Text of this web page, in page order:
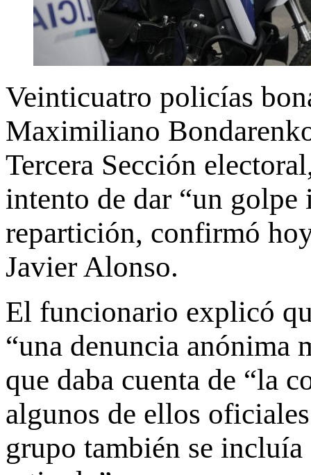
Veinticuatro policías
Maximiliano
Tercera Sección
intento de dar “un golpe
repartición, confirmó
Javier Alonso.
El funcionario explicó
“una denuncia anónima
que daba cuenta de “la
algunos de ellos
grupo también se